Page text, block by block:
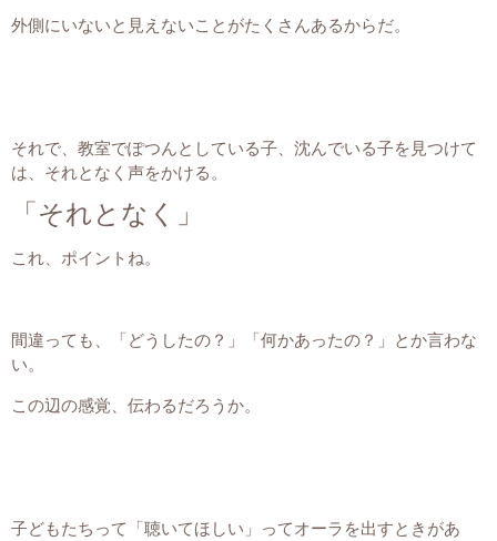
外側にいないと見えないことがたくさんあるからだ。
それで、教室でぽつんとしている子、沈んでいる子を見つけて
は、それとなく声をかける。
「それとなく」
これ、ポイントね。
間違っても、「どうしたの？」「何かあったの？」とか言わな
い。
この辺の感覚、伝わるだろうか。
子どもたちって「聴いてほしい」ってオーラを出すときがあ